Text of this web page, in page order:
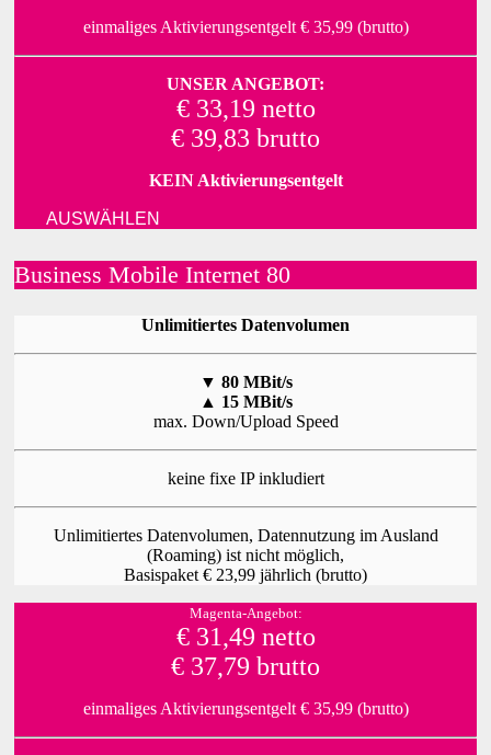
einmaliges Aktivierungsentgelt € 35,99 (brutto)
UNSER ANGEBOT:
€ 33,19 netto
€ 39,83 brutto
KEIN Aktivierungsentgelt
AUSWÄHLEN
Business Mobile Internet 80
Unlimitiertes Datenvolumen
▼ 80 MBit/s
▲ 15 MBit/s
max. Down/Upload Speed
keine fixe IP inkludiert
Unlimitiertes Datenvolumen, Datennutzung im Ausland
(Roaming) ist nicht möglich,
Basispaket € 23,99 jährlich (brutto)
Magenta-Angebot:
€ 31,49 netto
€ 37,79 brutto
einmaliges Aktivierungsentgelt € 35,99 (brutto)